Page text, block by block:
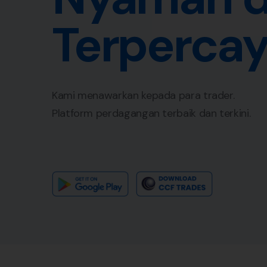
Kami menawarkan kepada para trader.
Platform perdagangan terbaik dan terkini.